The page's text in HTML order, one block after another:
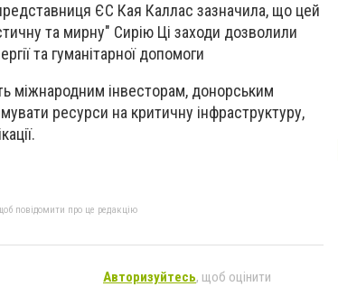
ЄС Кая Каллас зазначила, що цей
та мирну" Сирію Ці заходи дозволили
та гуманітарної допомоги
міжнародним інвесторам, донорським
ресурси на критичну інфраструктуру,
повідомити про це редакцію
Авторизуйтесь, щоб оцінити